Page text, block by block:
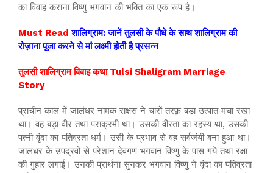
का विवाह कराना विष्णु भगवान की भक्ति का एक रूप है।
Must Read शालिग्राम: जानें तुलसी के पौधे के साथ शालिग्राम की
रोज़ाना पूजा करने से मां लक्ष्मी होती है प्रसन्न
तुलसी शालिग्राम विवाह कथा Tulsi Shaligram Marriage
Story
प्राचीन काल में जालंधर नामक राक्षस ने चारों तरफ़ बड़ा उत्पात मचा रखा
था। वह बड़ा वीर तथा पराक्रमी था। उसकी वीरता का रहस्य था, उसकी
पत्नी वृंदा का पतिव्रता धर्म। उसी के प्रभाव से वह सर्वजंयी बना हुआ था।
जालंधर के उपद्रवों से परेशान देवगण भगवान विष्णु के पास गये तथा रक्षा
की गुहार लगाई। उनकी प्रार्थना सुनकर भगवान विष्णु ने वृंदा का पतिव्रता